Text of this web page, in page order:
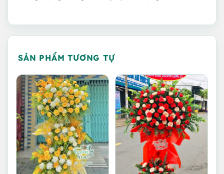
SẢN PHẨM TƯƠNG TỰ